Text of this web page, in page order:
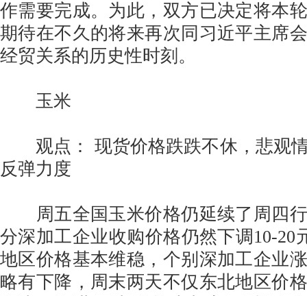
作需要完成。为此，双方已决定将本
期待在不久的将来再次同习近平主席
经贸关系的历史性时刻。
玉米
观点： 现货价格跌跌不休，悲观
反弹力度
周五全国玉米价格仍延续了周四行
分深加工企业收购价格仍然下调10-20
地区价格基本维稳，个别深加工企业
略有下降，周末两天不仅东北地区价